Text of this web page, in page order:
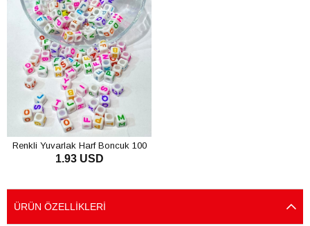
Renkli Yuvarlak Harf Boncuk 100
Adet
1.93 USD
ÜRÜN ÖZELLIKLERI